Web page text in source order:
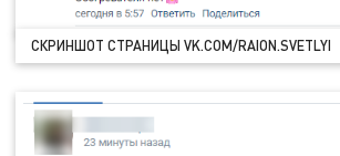
СКРИНШОТ СТРАНИЦЫ VK.COM/RAION.SVETLYI